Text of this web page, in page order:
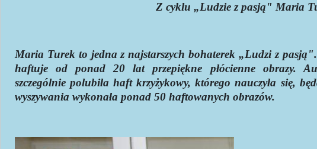
Z cyklu „Ludzie z pasją" Maria
Maria Turek to jedna z najstarszych bohaterek „Ludzi z
haftuje od ponad 20 lat przepiękne płócienne obrazy.
szczególnie polubiła haft krzyżykowy, którego nauczyła się,
wyszywania wykonała ponad 50 haftowanych obrazów.